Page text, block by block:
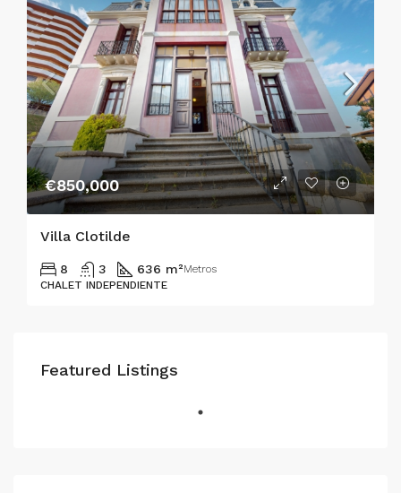
€850,000
Villa Clotilde
8 3 636 m²Metros
CHALET INDEPENDIENTE
Featured Listings